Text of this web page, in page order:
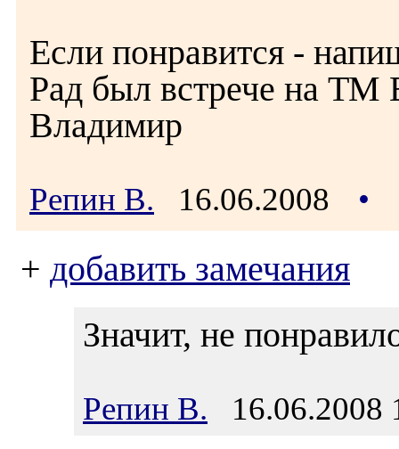
Если понравится -
Рад был встрече на ТМ
Владимир
Репин В. 16.06.2008 •
+ добавить замечания
Значит, не
Репин В. 16.06.2008